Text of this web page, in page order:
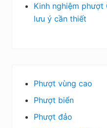
Kinh nghiệm phượt
lưu ý cần thiết
Phượt vùng cao
Phượt biển
Phượt đảo